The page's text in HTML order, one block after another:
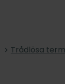
Trådlösa